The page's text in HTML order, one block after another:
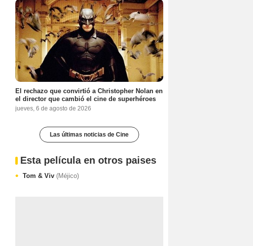
El rechazo que convirtió a Christopher Nolan en
el director que cambió el cine de superhéroes
jueves, 6 de agosto de 2026
Las últimas noticias de Cine
Esta película en otros paises
Tom & Viv (Méjico)